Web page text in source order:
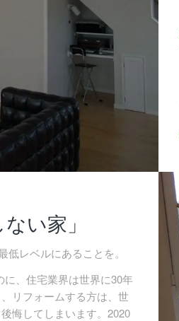
い家」
レベルにあることを。
に、住宅業界は世界に30年
リフォームする方は、世
悔してしまいます。2020